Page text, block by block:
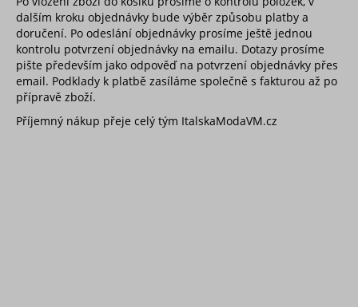
dalším kroku objednávky bude výběr způsobu platby a
doručení. Po odeslání objednávky prosíme ještě jednou
kontrolu potvrzení objednávky na emailu. Dotazy prosíme
pište především jako odpověď na potvrzení objednávky přes
email. Podklady k platbě zasíláme společně s fakturou až po
přípravě zboží.
Příjemný nákup přeje celý tým ItalskaModaVM.cz